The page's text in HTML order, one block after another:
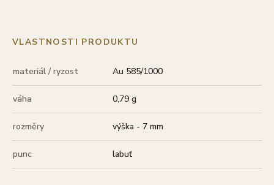
VLASTNOSTI PRODUKTU
materiál / ryzost Au 585/1000
váha 0,79 g
rozměry výška - 7 mm
punc labuť